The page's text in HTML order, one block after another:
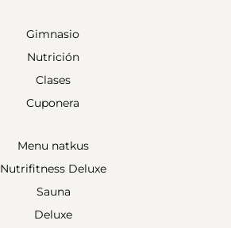
Gimnasio
Nutrición
Clases
Cuponera
Menu natkus
Nutrifitness Deluxe
Sauna
Deluxe